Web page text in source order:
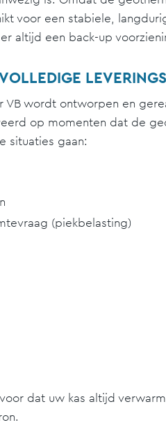
voor een stabiele,
altijd een back-up
VB wordt ontworpen en
op momenten dat de
situaties gaan:
(piekbelasting)
dat uw kas altijd